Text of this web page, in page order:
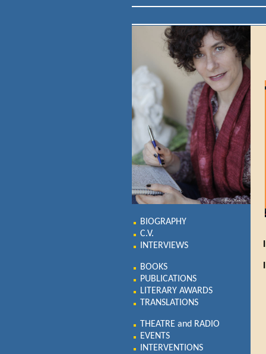
BIOGRAPHY
C.V.
INTERVIEWS
BOOKS
PUBLICATIONS
LITERARY AWARDS
TRANSLATIONS
THEATRE and RADIO
EVENTS
INTERVENTIONS